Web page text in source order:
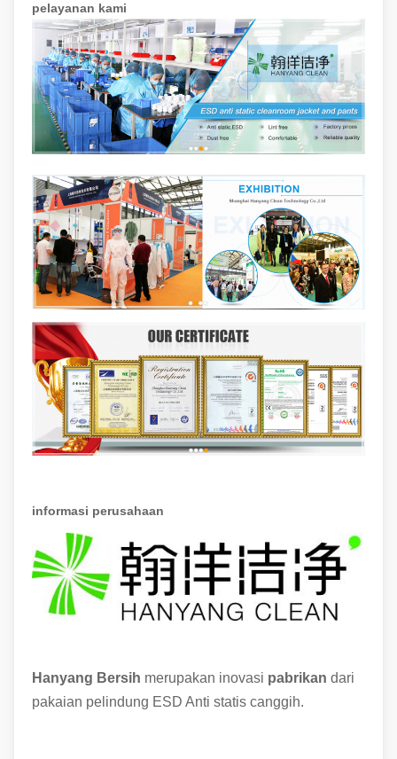
pelayanan kami
informasi perusahaan
Hanyang Bersih merupakan inovasi pabrikan dari
pakaian pelindung ESD Anti statis canggih.